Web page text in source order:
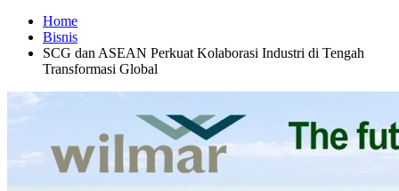
Home
Bisnis
SCG dan ASEAN Perkuat Kolaborasi Industri di Tengah
Transformasi Global